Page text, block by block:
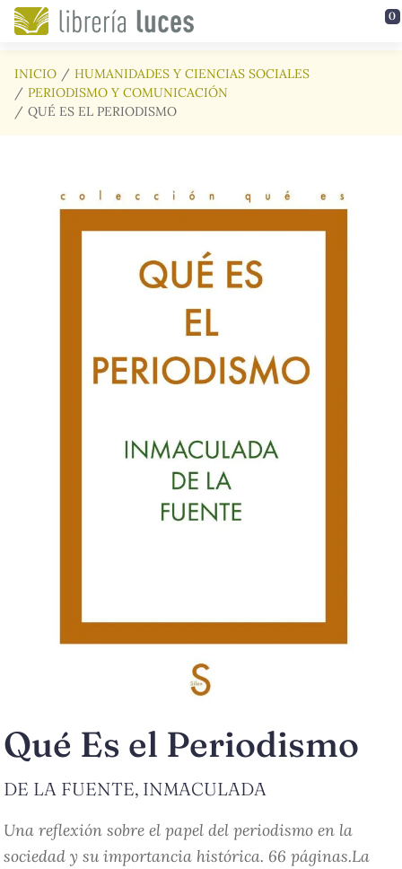
Saltar al contenido principal 0
INICIO
HUMANIDADES Y CIENCIAS SOCIALES
PERIODISMO Y COMUNICACIÓN
QUÉ ES EL PERIODISMO
Qué Es el Periodismo
DE LA FUENTE, INMACULADA
Una reflexión sobre el papel del periodismo en la
sociedad y su importancia histórica. 66 páginas.La